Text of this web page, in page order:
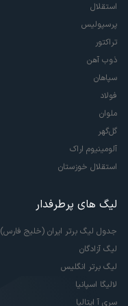
استقلال
پرسپولیس
تراکتور
ذوب آهن
سپاهان
فولاد
ملوان
گل‌گهر
آلومینیوم اراک
استقلال خوزستان
لیگ های پرطرفدار
جدول لیگ برتر ایران (خلیج فارس)
لیگ آزادگان
لیگ برتر انگلیس
لالیگا اسپانیا
سری آ ایتالیا